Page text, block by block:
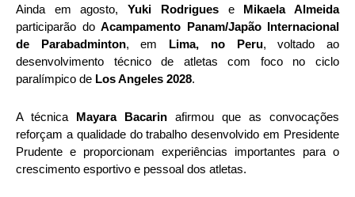
Ainda em agosto,Yuki Rodriguese Mikaela Almeida
participarão do Acampamento Panam/Japão Internacional
de Parabadminton, em Lima, no Peru, voltado ao
desenvolvimento técnico de atletas com foco no ciclo
paralímpico de Los Angeles 2028.
A técnica Mayara Bacarin afirmou que as convocações
reforçam a qualidade do trabalho desenvolvido em Presidente
Prudente e proporcionam experiências importantes para o
crescimento esportivo e pessoal dos atletas.